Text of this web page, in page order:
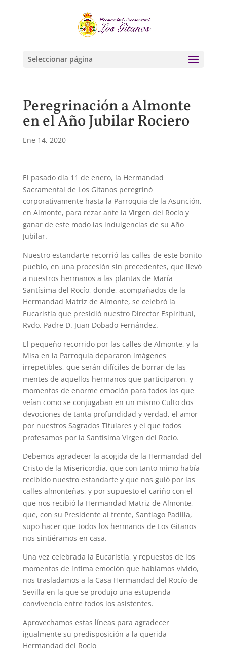
Seleccionar página
Peregrinación a Almonte
en el Año Jubilar Rociero
Ene 14, 2020
El pasado día 11 de enero, la Hermandad
Sacramental de Los Gitanos peregrinó
corporativamente hasta la Parroquia de la Asunción,
en Almonte, para rezar ante la Virgen del Rocío y
ganar de este modo las indulgencias de su Año
Jubilar.
Nuestro estandarte recorrió las calles de este bonito
pueblo, en una procesión sin precedentes, que llevó
a nuestros hermanos a las plantas de María
Santísima del Rocío, donde, acompañados de la
Hermandad Matriz de Almonte, se celebró la
Eucaristía que presidió nuestro Director Espiritual,
Rvdo. Padre D. Juan Dobado Fernández.
El pequeño recorrido por las calles de Almonte, y la
Misa en la Parroquia depararon imágenes
irrepetibles, que serán difíciles de borrar de las
mentes de aquellos hermanos que participaron, y
momentos de enorme emoción para todos los que
veían como se conjugaban en un mismo Culto dos
devociones de tanta profundidad y verdad, el amor
por nuestros Sagrados Titulares y el que todos
profesamos por la Santísima Virgen del Rocío.
Debemos agradecer la acogida de la Hermandad del
Cristo de la Misericordia, que con tanto mimo había
recibido nuestro estandarte y que nos guió por las
calles almonteñas, y por supuesto el cariño con el
que nos recibió la Hermandad Matriz de Almonte,
que, con su Presidente al frente, Santiago Padilla,
supo hacer que todos los hermanos de Los Gitanos
nos sintiéramos en casa.
Una vez celebrada la Eucaristía, y repuestos de los
momentos de íntima emoción que habíamos vivido,
nos trasladamos a la Casa Hermandad del Rocío de
Sevilla en la que se produjo una estupenda
convivencia entre todos los asistentes.
Aprovechamos estas líneas para agradecer
igualmente su predisposición a la querida
Hermandad del Rocío